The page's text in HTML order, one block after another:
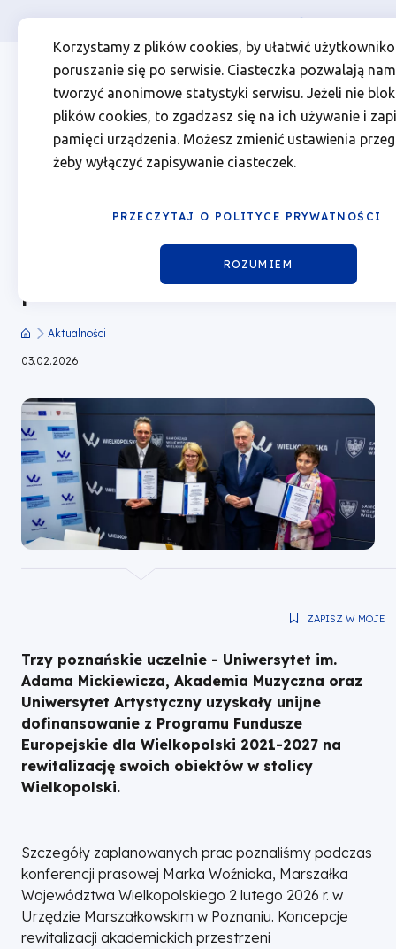
Korzystamy z plików cookies, by ułatwić
poruszanie się po serwisie. Ciasteczka pozwalają
tworzyć anonimowe statystyki serwisu. Jeżeli nie
plików cookies, to zgadzasz się na ich używanie i
pamięci urządzenia. Możesz zmienić ustawienia
żeby wyłączyć zapisywanie ciasteczek.
PRZECZYTAJ O POLITYCE PRYWATNOŚCI
ROZUMIEM
milionów
unijnego
dofinansowania
na
rewitalizację
poznańskich
uczelni
Fundusze
Wielkopolski
Przejdź
głównej
nawigacji
Przejdź
wyszukiwarki
Przejdź
zawartości
strony
Przejdź
stopki
Menu
Header
Top
Osoba prywatna Firma
Menu
top
left
na rewitalizację obiektów
poznańskich uczelni
Ścieżka
Aktualności
03.02.2026
ZAPISZ W MOJE
Trzy poznańskie uczelnie - Uniwersytet im.
Adama Mickiewicza, Akademia Muzyczna oraz
Uniwersytet Artystyczny uzyskały unijne
dofinansowanie z Programu Fundusze
Europejskie dla Wielkopolski 2021-2027 na
rewitalizację swoich obiektów w stolicy
Wielkopolski.
Szczegóły zaplanowanych prac poznaliśmy podczas
konferencji prasowej Marka Woźniaka, Marszałka
Województwa Wielkopolskiego 2 lutego 2026 r. w
Urzędzie Marszałkowskim w Poznaniu. Koncepcje
rewitalizacji akademickich przestrzeni